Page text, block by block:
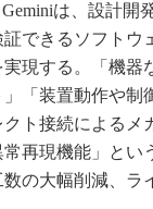
は、設計開
証できるソフトウ
現する。「機器
「装置動作や制
ト接続によるメ
再現機能」とい
の大幅削減、ラ